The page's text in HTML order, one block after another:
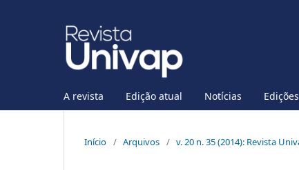
A revista Edição atual Notícias
Início / Arquivos / v. 20 n. 35 (2014): Revista